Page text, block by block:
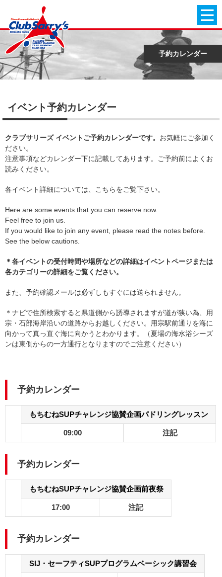
予約カレンダー
イベント予約カレンダー
クラブサリーズ イベントご予約カレンダーです。 お気軽にご参加く
ださい。
注意事項などカレンダー下に記載してあります。ご予約前によくお
読みください。
各イベント詳細については、こちらをご覧下さい。
Here are some events that you can reserve now.
Feel free to join us.
If you would like to join any event, please read the notes before.
See the below cautions.
＊各イベントの受付時間や場所などの詳細はイベントページまたは
各カテゴリーの詳細をご覧ください。
また、予約確認メールは必ずしもすぐには送られません。
＊ナビで住所検索すると県道側から誘導されますが道が狭い為、用
宗・石部海岸沿いの道路からお越しください。用宗駅前通りを海に
向かって真っ直ぐ海に向かうとわかります。（夏場の海水浴シーズ
ンは東側からの一方通行となりますのでご注意ください）
予約カレンダー
もちむねSUPチャレンジ協賛企画パドリングレッスン
09:00 注記
予約カレンダー
もちむねSUPチャレンジ協賛企画前夜祭
17:00 注記
予約カレンダー
SIJ・セーフティSUPプログラムベーシック講習会